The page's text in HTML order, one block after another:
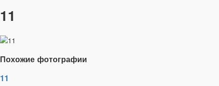
11
Похожие фотографии
11